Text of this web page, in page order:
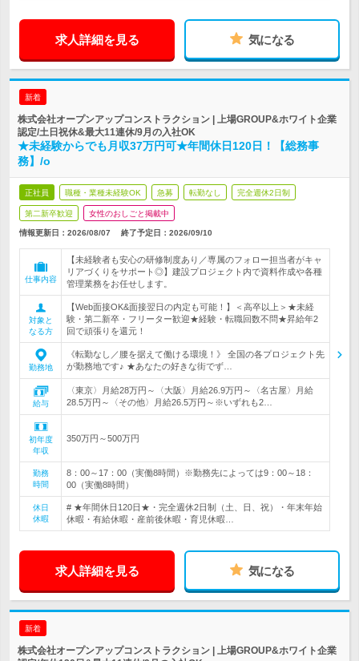
求人詳細を見る 気になる
新着
株式会社オープンアップコンストラクション | 上場GROUP&ホワイト企業
認定/土日祝休&最大11連休/9月の入社OK
★未経験からでも月収37万円可★年間休日120日！【総務事
務】/o
正社員 職種・業種未経験OK 急募 転勤なし 完全週休2日制
第二新卒歓迎 女性のおしごと掲載中
情報更新日：2026/08/07 終了予定日： 2026/09/10
仕事内容
【未経験者も安心の研修制度あり／専属のフォロー担当者がキャ
リアづくりをサポート◎】建設プロジェクト内で資料作成や各種
管理業務をお任せします。
対象と
なる方
【Web面接OK&面接翌日の内定も可能！】＜高卒以上＞★未経
験・第二新卒・フリーター歓迎★経験・転職回数不問★昇給年2
回で頑張りを還元！
勤務地
《転勤なし／腰を据えて働ける環境！》 全国の各プロジェクト先
が勤務地です♪ ★あなたの好きな街でず…
給与
〈東京〉月給28万円～〈大阪〉月給26.9万円～〈名古屋〉月給
28.5万円～〈その他〉月給26.5万円～※いずれも2…
初年度
年収
350万円～500万円
勤務
時間
8：00～17：00（実働8時間）※勤務先によっては9：00～18：
00（実働8時間）
休日
休暇
# ★年間休日120日★・完全週休2日制（土、日、祝）・年末年始
休暇・有給休暇・産前後休暇・育児休暇…
求人詳細を見る 気になる
新着
株式会社オープンアップコンストラクション | 上場GROUP&ホワイト企業